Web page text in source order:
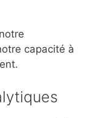
capacité à